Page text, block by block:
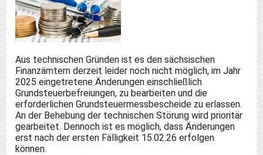
Aus technischen Gründen ist es den sächsischen
Finanzämtern derzeit leider noch nicht möglich, im Jahr
2025 eingetretene Änderungen einschließlich
Grundsteuerbefreiungen, zu bearbeiten und die
erforderlichen Grundsteuermessbescheide zu erlassen.
An der Behebung der technischen Störung wird prioritär
gearbeitet. Dennoch ist es möglich, dass Änderungen
erst nach der ersten Fälligkeit 15.02.26 erfolgen
können.